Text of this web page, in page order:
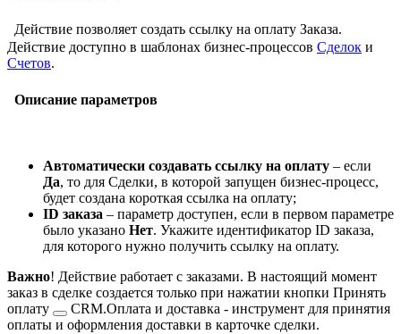
Действие позволяет создать ссылку на оплату Заказа.
Действие доступно в шаблонах бизнес-процессов Сделок и
Счетов.
Описание параметров
Автоматически создавать ссылку на оплату – если
Да, то для Сделки, в которой запущен бизнес-процесс,
будет создана короткая ссылка на оплату;
ID заказа – параметр доступен, если в первом параметре
было указано Нет. Укажите идентификатор ID заказа,
для которого нужно получить ссылку на оплату.
Важно! Действие работает с заказами. В настоящий момент
заказ в сделке создается только при нажатии кнопки Принять
оплату
CRM.Оплата и доставка - инструмент для принятия
оплаты и оформления доставки в карточке сделки.